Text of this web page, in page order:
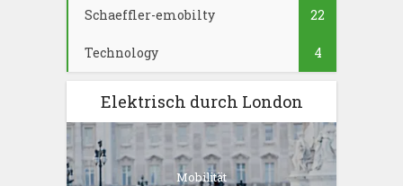
Schaeffler-emobilty 22
Technology 4
Elektrisch durch London
Mobilität